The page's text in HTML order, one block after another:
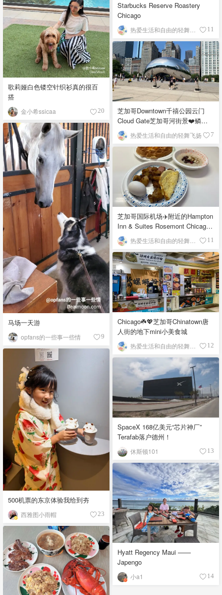
歌莉娅白色镂空针织衫真的很百
搭
金小希ssicaa 20
Starbucks Reserve Roastery
Chicago
11
芝加哥Downtown千禧公园云门
Cloud Gate芝加哥河街景❤️鳞次
栉比的高楼
热爱生活和自由的轻舞飞扬 7
马场一天游
opfans的一些事一些情 9
芝加哥国际机场✈️附近的Hampton
Inn & Suites Rosemont Chicago
O'Hare自助早餐
11
Chicago☘️💖芝加哥Chinatown唐
人街的地下mini小美食城
12
500机票的东京体验我给到夯
西雅图小雨帽 23
SpaceX 168亿美元“芯片神厂”
Terafab落户德州！
休斯顿101 13
Hyatt Regency Maui ——
Japengo
小a1 14